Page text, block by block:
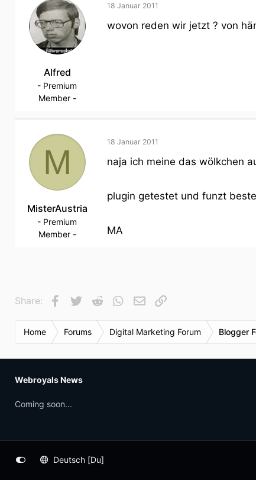
Alfred
- Premium
Member -
18 Januar 2011
wovon reden wir jetzt ? von
M
MisterAustria
- Premium
Member -
18 Januar 2011
naja ich meine das wölkchen
plugin getestet und funzt
MA
Share: FacebookTwitterReddit WhatsApp
E-Mail
Home Forums Digital Marketing Forum Blogger
Webroyals News
Coming soon...
Deutsch [Du]